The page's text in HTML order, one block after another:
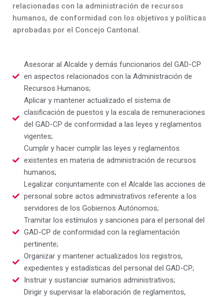
relacionadas con la administración de recursos
humanos, de conformidad con los objetivos y políticas
aprobadas por el Concejo Cantonal.
Asesorar al Alcalde y demás funcionarios del GAD-CP
en aspectos relacionados con la Administración de
Recursos Humanos;
Aplicar y mantener actualizado el sistema de
clasificación de puestos y la escala de remuneraciones
del GAD-CP de conformidad a las leyes y reglamentos
vigentes;
Cumplir y hacer cumplir las leyes y reglamentos
existentes en materia de administración de recursos
humanos;
Legalizar conjuntamente con el Alcalde las acciones de
personal sobre actos administrativos referente a los
servidores de los Gobiernos Autónomos;
Tramitar los estímulos y sanciones para el personal del
GAD-CP de conformidad con la reglamentación
pertinente;
Organizar y mantener actualizados los registros,
expedientes y estadísticas del personal del GAD-CP;
Instruir y sustanciar sumarios administrativos;
Dirigir y supervisar la elaboración de reglamentos,